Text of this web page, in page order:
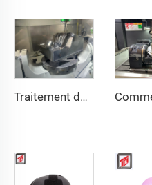
Traitement de moules